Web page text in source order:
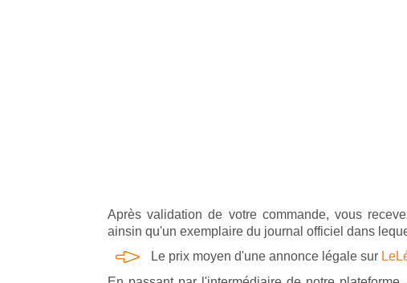
Après validation de votre commande, vous
ainsin qu'un exemplaire du journal officiel dans
Le prix moyen d'une annonce légale sur